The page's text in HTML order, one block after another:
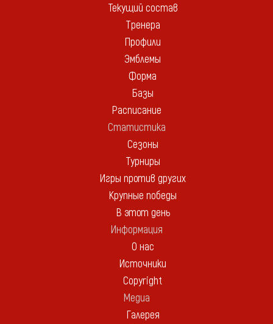
Текущий состав
Тренера
Профили
Эмблемы
Форма
Базы
Расписание
Статистика
Сезоны
Турниры
Игры против других
Крупные победы
В этот день
Информация
О нас
Источники
Copyright
Медиа
Галерея